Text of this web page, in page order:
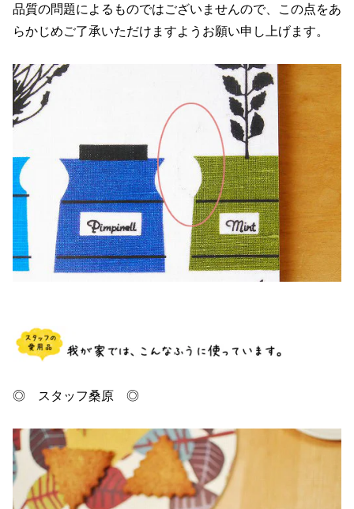
品質の問題によるものではございませんので、この点をあ
らかじめご了承いただけますようお願い申し上げます。
◎ スタッフ桑原 ◎